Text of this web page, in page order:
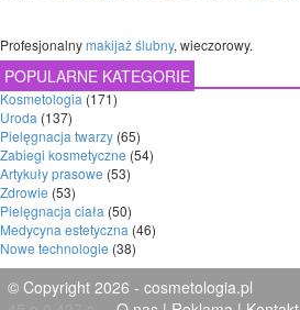
Profesjonalnymakijaż ślubny, wieczorowy.
POPULARNE KATEGORIE
Kosmetologia (171)
Uroda (137)
Pielęgnacja twarzy (65)
Zabiegi kosmetyczne (54)
Artykuły prasowe (53)
Zdrowie (53)
Pielęgnacja ciała (50)
Medycyna estetyczna (46)
Nowe technologie (38)
© Copyright 2026 - cosmetologia.pl